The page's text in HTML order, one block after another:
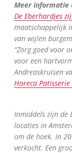
Meer informatie
De Eberhardjes
maatschappelijk
van wijlen
“Zorg goed voor
voor een
Andreaskruisen
Horeca
Inmiddels zijn de
locaties in
om de hoek. In
verkocht. Een